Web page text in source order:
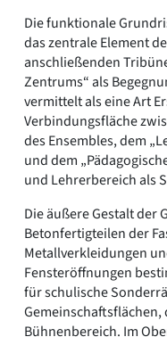
Die funktionale
das zentrale Element
anschließenden
Zentrums“ als
vermittelt als eine Art
Verbindungsfläche
des Ensembles, dem
und dem
und Lehrerbereich als
Die äußere Gestalt der
Betonfertigteilen der
Metallverkleidungen
Fensteröffnungen
für schulische
Gemeinschaftsflächen,
Bühnenbereich. Im